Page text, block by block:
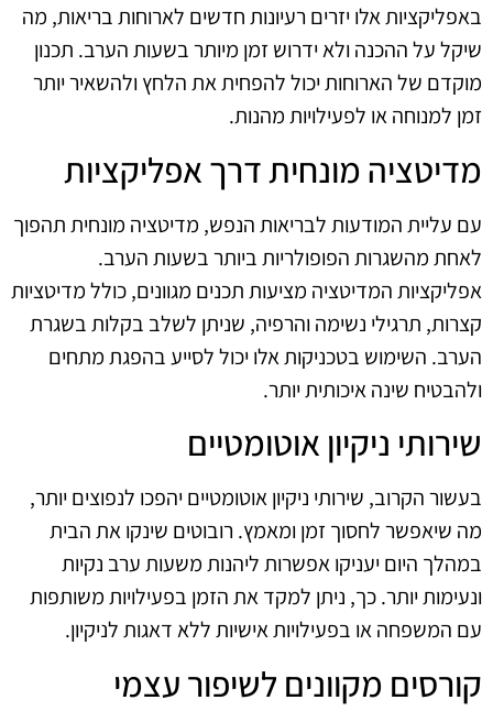
באפליקציות אלו יזרים רעיונות חדשים לארוחות בריאות, מה
שיקל על ההכנה ולא ידרוש זמן מיותר בשעות הערב. תכנון
מוקדם של הארוחות יכול להפחית את הלחץ ולהשאיר יותר
זמן למנוחה או לפעילויות מהנות.
מדיטציה מונחית דרך אפליקציות
עם עליית המודעות לבריאות הנפש, מדיטציה מונחית תהפוך
לאחת מהשגרות הפופולריות ביותר בשעות הערב.
אפליקציות המדיטציה מציעות תכנים מגוונים, כולל מדיטציות
קצרות, תרגילי נשימה והרפיה, שניתן לשלב בקלות בשגרת
הערב. השימוש בטכניקות אלו יכול לסייע בהפגת מתחים
ולהבטיח שינה איכותית יותר.
שירותי ניקיון אוטומטיים
בעשור הקרוב, שירותי ניקיון אוטומטיים יהפכו לנפוצים יותר,
מה שיאפשר לחסוך זמן ומאמץ. רובוטים שינקו את הבית
במהלך היום יעניקו אפשרות ליהנות משעות ערב נקיות
ונעימות יותר. כך, ניתן למקד את הזמן בפעילויות משותפות
עם המשפחה או בפעילויות אישיות ללא דאגות לניקיון.
קורסים מקוונים לשיפור עצמי